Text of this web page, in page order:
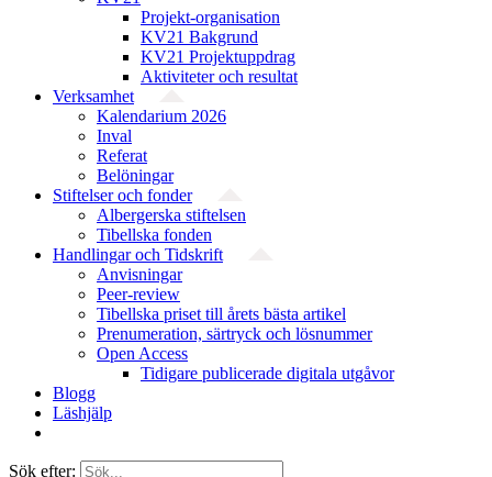
Projekt-organisation
KV21 Bakgrund
KV21 Projektuppdrag
Aktiviteter och resultat
Verksamhet
Kalendarium 2026
Inval
Referat
Belöningar
Stiftelser och fonder
Albergerska stiftelsen
Tibellska fonden
Handlingar och Tidskrift
Anvisningar
Peer-review
Tibellska priset till årets bästa artikel
Prenumeration, särtryck och lösnummer
Open Access
Tidigare publicerade digitala utgåvor
Blogg
Läshjälp
Sök efter: